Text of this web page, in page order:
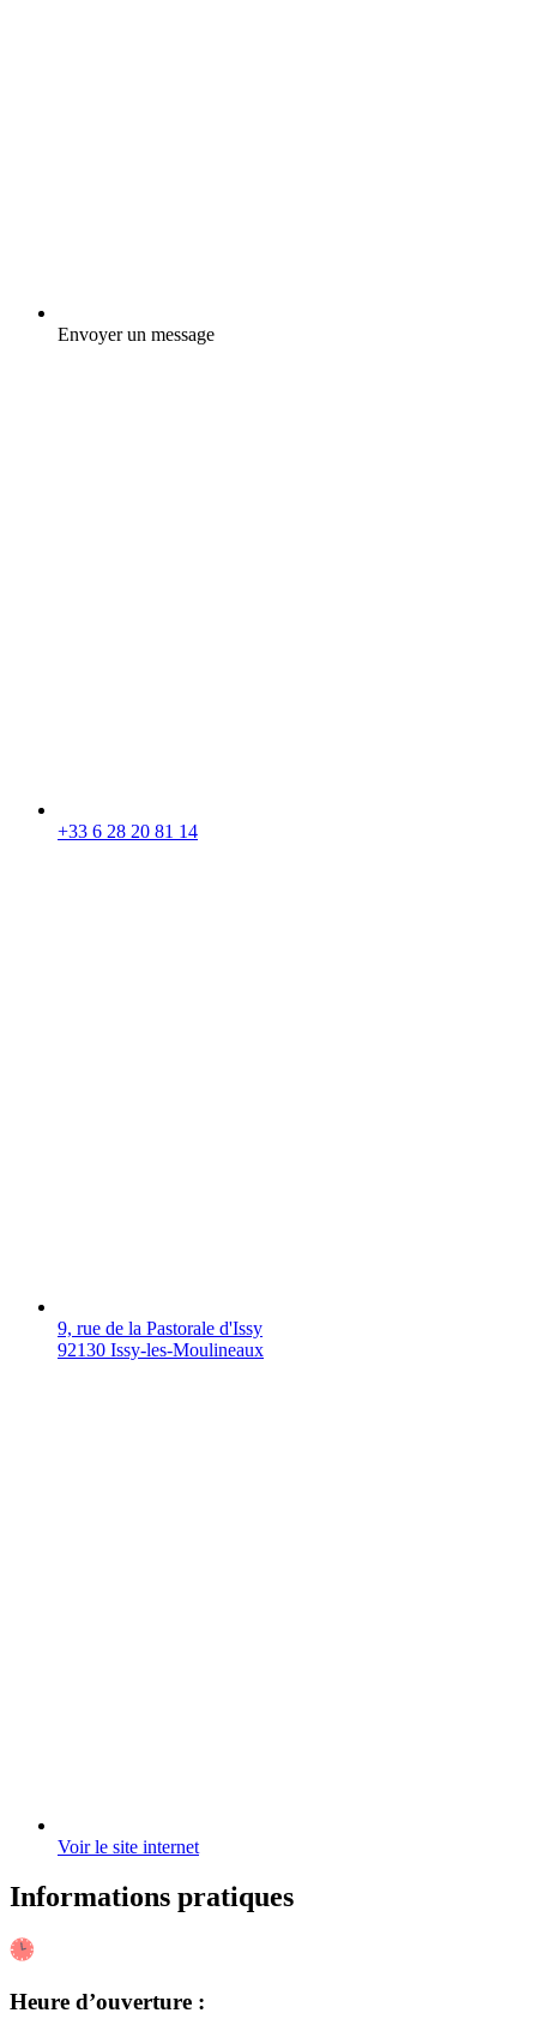
Envoyer un message
+33 6 28 20 81 14
9, rue de la Pastorale d'Issy
92130 Issy-les-Moulineaux
Voir le site internet
Informations pratiques
Heure d’ouverture :